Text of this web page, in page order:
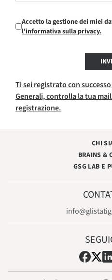
Accetto la gestione dei miei
l'informativa sulla privacy.
Ti sei registrato con
Generali, controlla la tua
registrazione.
CHI
BRAINS &
GSG LAB E